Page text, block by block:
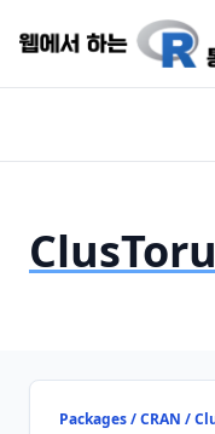
Packages / CRAN /